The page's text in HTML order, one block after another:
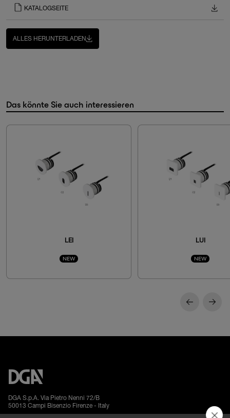
KATALOGSEITE
ALLES HERUNTERLADEN
Das könnte Sie auch interessieren
LEI
NEW
LUI
NEW
DGA S.p.A. Via Pietro Nenni 72/B
50013 Campi Bisenzio Firenze - Italy